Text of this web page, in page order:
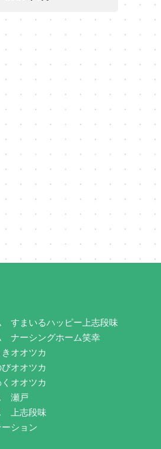
すまいるハッピー上志段味
ナーシングホーム笑幸
オオツカ
オオツカ
オオツカ
瀬戸
上志段味
ション